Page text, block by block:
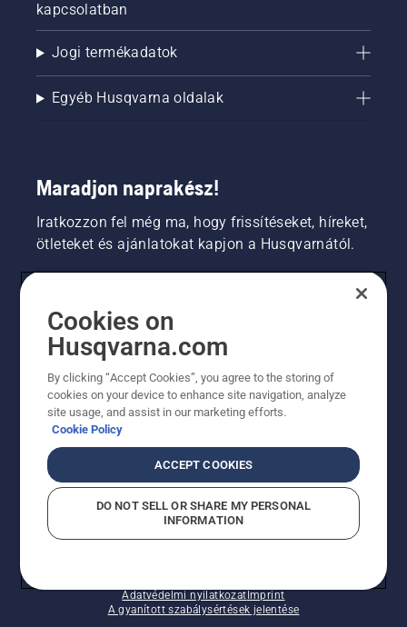
kapcsolatban
Jogi termékadatok
Egyéb Husqvarna oldalak
Maradjon naprakész!
Iratkozzon fel még ma, hogy frissítéseket, híreket,
ötleteket és ajánlatokat kapjon a Husqvarnától.
PROFESSZIONÁLIS
Adatvédelmi nyilatkozat Imprint
A gyanított szabálysértések jelentése
Cookies on
Husqvarna.com
By clicking “Accept Cookies”, you agree to the storing of
cookies on your device to enhance site navigation, analyze
site usage, and assist in our marketing efforts.
Cookie Policy
ACCEPT COOKIES
DO NOT SELL OR SHARE MY PERSONAL
INFORMATION